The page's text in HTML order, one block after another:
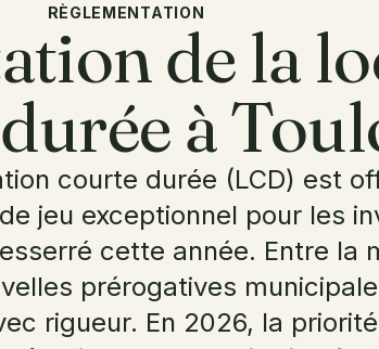
RÈGLEMENTATION
de la
à
courte durée (LCD) est
jeu exceptionnel pour les
cette année. Entre la
prérogatives
rigueur. En 2026, la